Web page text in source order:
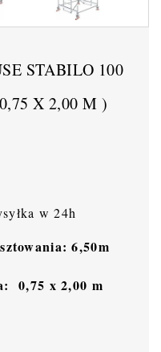
STABILO 100
X 2,00 M )
w 24h
6,50m
0,75 x 2,00 m